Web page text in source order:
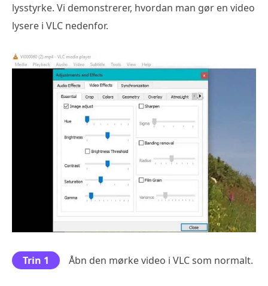
lysstyrke. Vi demonstrerer, hvordan man gør en video
lysere i VLC nedenfor.
Trin 1 Åbn den mørke video i VLC som normalt.